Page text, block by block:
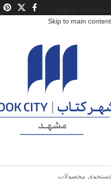
Skip to main content